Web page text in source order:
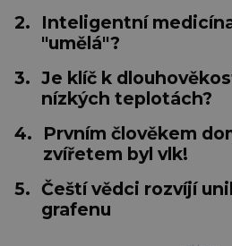
2.
Inteligentní
"umělá"?
3. Je klíč k
nízkých teplotách?
4.
Prvním člověkem
zvířetem byl vlk!
5. Čeští vědci rozvíjí
grafenu